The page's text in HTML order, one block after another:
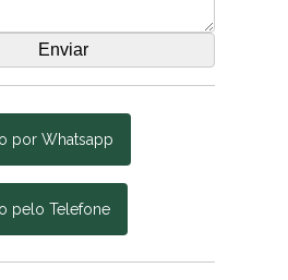
por Whatsapp
pelo Telefone